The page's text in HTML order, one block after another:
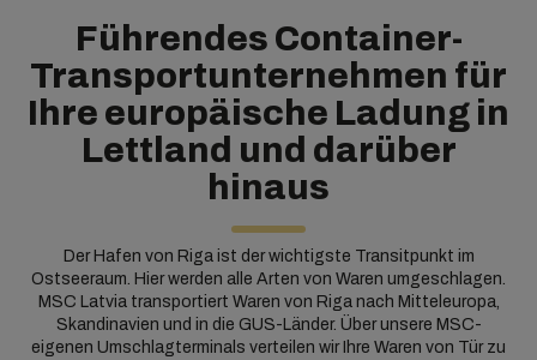
Führendes Container-
Transportunternehmen für
Ihre europäische Ladung in
Lettland und darüber
hinaus
Der Hafen von Riga ist der wichtigste Transitpunkt im
Ostseeraum. Hier werden alle Arten von Waren umgeschlagen.
MSC Latvia transportiert Waren von Riga nach Mitteleuropa,
Skandinavien und in die GUS-Länder. Über unsere MSC-
eigenen Umschlagterminals verteilen wir Ihre Waren von Tür zu